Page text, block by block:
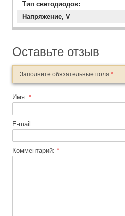
Тип светодиодов:
Напряжение, V
Оставьте отзыв
Заполните обязательные поля *.
Имя: *
E-mail:
Комментарий: *